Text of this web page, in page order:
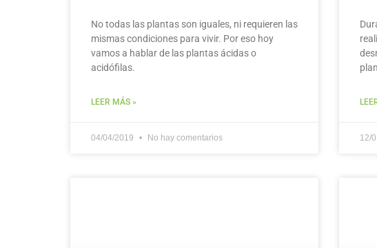
No todas las plantas son iguales, ni requieren las
mismas condiciones para vivir. Por eso hoy
vamos a hablar de las plantas ácidas o
acidófilas.
LEER MÁS »
04/04/2019 No hay comentarios 12/